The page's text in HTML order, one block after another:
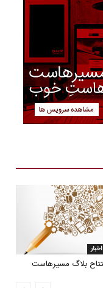
اخبار
بلاگ مسیرهاست